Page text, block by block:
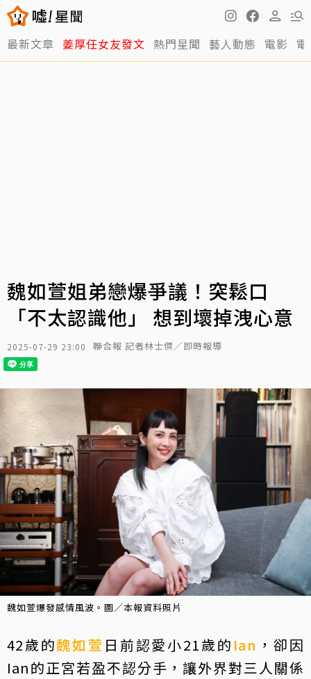
最新文章 姜厚任女友發文 熱門星聞 藝人動態 電影
魏如萱姐弟戀爆爭議！突鬆口
「不太認識他」 想到壞掉洩心意
2025-07-29 23:00 聯合報 記者林士傑／即時報導
魏如萱爆發感情風波。圖／本報資料照片
42歲的魏如萱 日前認愛小21歲的 Ian ，卻因
Ian的正宮若盈不認分手，讓外界對三人關係